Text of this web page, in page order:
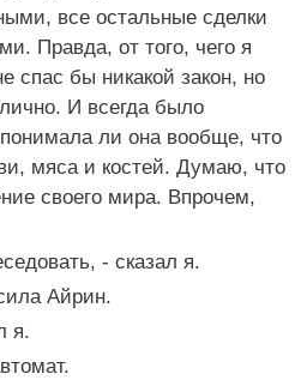
все остальные сделки
Правда, от того, чего я
спас бы никакой закон, но
И всегда было
ли она вообще, что
мяса и костей. Думаю, что
своего мира. Впрочем,
- сказал я.
Айрин.
я.